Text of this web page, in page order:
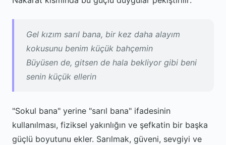
Gel kızım sarıl bana, bir kez daha alayım
kokusunu benim küçük bahçemin
Büyüsen de, gitsen de hala bekliyor gibi beni
senin küçük ellerin
"Sokul bana" yerine "sarıl bana" ifadesinin
kullanılması, fiziksel yakınlığın ve şefkatin bir başka
güçlü boyutunu ekler. Sarılmak, güveni, sevgiyi ve